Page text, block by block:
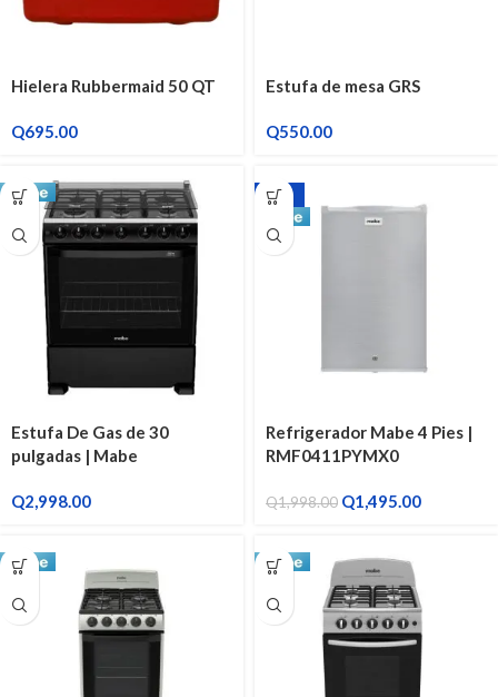
Hielera Rubbermaid 50 QT
Q695.00
Estufa de mesa GRS
Q550.00
Estufa De Gas de 30
pulgadas | Mabe
Q2,998.00
-25%
Refrigerador Mabe 4 Pies |
RMF0411PYMX0
Q1,998.00 Q1,495.00